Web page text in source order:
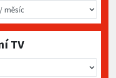
TV